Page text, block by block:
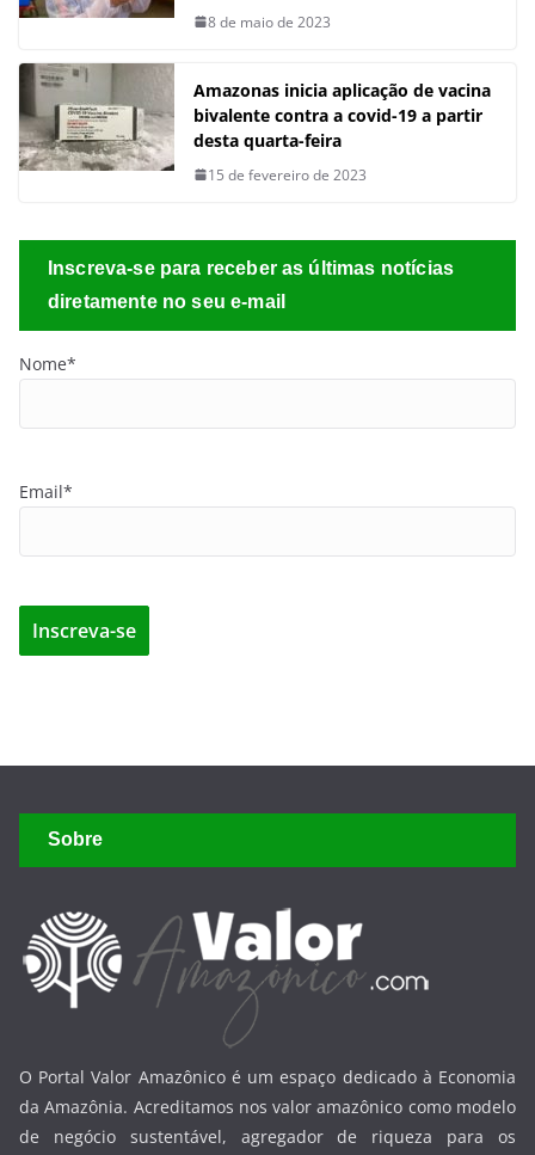
8 de maio de 2023
Amazonas inicia aplicação de vacina
bivalente contra a covid-19 a partir
desta quarta-feira
15 de fevereiro de 2023
Inscreva-se para receber as últimas notícias
diretamente no seu e-mail
Nome*
Email*
Sobre
O Portal Valor Amazônico é um espaço dedicado à Economia
da Amazônia. Acreditamos nos valor amazônico como modelo
de negócio sustentável, agregador de riqueza para os